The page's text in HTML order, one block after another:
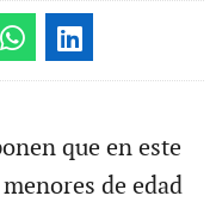
que en este
de edad